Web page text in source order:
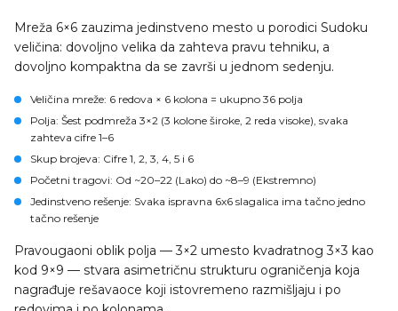
Mreža 6×6 zauzima jedinstveno mesto u porodici Sudoku
veličina: dovoljno velika da zahteva pravu tehniku, a
dovoljno kompaktna da se završi u jednom sedenju.
Veličina mreže: 6 redova × 6 kolona = ukupno 36 polja
Polja: Šest podmreža 3×2 (3 kolone široke, 2 reda visoke), svaka
zahteva cifre 1–6
Skup brojeva: Cifre 1, 2, 3, 4, 5 i 6
Početni tragovi: Od ~20–22 (Lako) do ~8–9 (Ekstremno)
Jedinstveno rešenje: Svaka ispravna 6x6 slagalica ima tačno jedno
tačno rešenje
Pravougaoni oblik polja — 3×2 umesto kvadratnog 3×3 kao
kod 9×9 — stvara asimetričnu strukturu ograničenja koja
nagrađuje rešavaoce koji istovremeno razmišljaju i po